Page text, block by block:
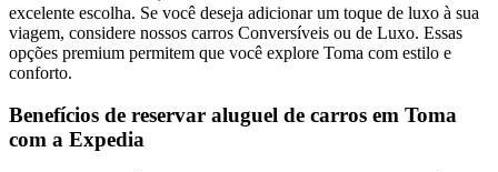
excelente escolha. Se você deseja adicionar um toque de luxo à sua
viagem, considere nossos carros Conversíveis ou de Luxo. Essas
opções premium permitem que você explore Toma com estilo e
conforto.
Benefícios de reservar aluguel de carros em Toma
com a Expedia